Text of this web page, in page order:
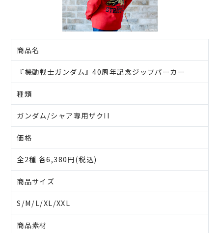
商品名
『機動戦士ガンダム』40周年記念ジップパーカー
種類
ガンダム/シャア専用ザクII
価格
全2種 各6,380円(税込)
商品サイズ
S/M/L/XL/XXL
商品素材